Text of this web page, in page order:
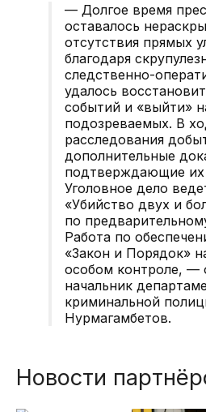
— Долгое время
оставалось
отсутствия прямых
благодаря
следственно-
удалось
событий и «выйти»
подозреваемых. В
расследования
дополнительные
подтверждающие их
Уголовное дело
«Убийство двух и
по
Работа по
«Закон и Порядок»
особом контроле, —
начальник
криминальной
Нурмагамбетов.
Новости